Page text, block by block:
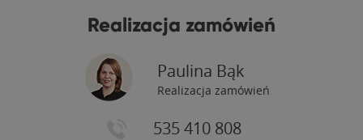
Realizacja zamówień
Paulina Bąk
Realizacja zamówień
535 410 808